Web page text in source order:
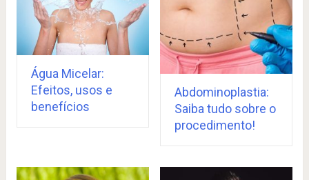
Água Micelar:
Efeitos, usos e
benefícios
Abdominoplastia:
Saiba tudo sobre o
procedimento!